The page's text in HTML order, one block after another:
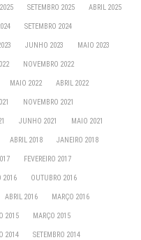
SETEMBRO 2025 ABRIL 2025
SETEMBRO 2024
JUNHO 2023 MAIO 2023
NOVEMBRO 2022
MAIO 2022 ABRIL 2022
NOVEMBRO 2021
JUNHO 2021 MAIO 2021
ABRIL 2018 JANEIRO 2018
FEVEREIRO 2017
2016 OUTUBRO 2016
ABRIL 2016 MARÇO 2016
2015 MARÇO 2015
2014 SETEMBRO 2014